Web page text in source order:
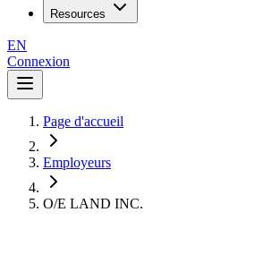
Resources
EN
Connexion
Page d'accueil
Employeurs
O/E LAND INC.